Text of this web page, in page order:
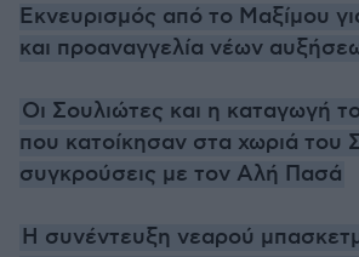
Εκνευρισμός από το Μαξίμου
και προαναγγελία νέων
Οι Σουλιώτες και η καταγωγή
που κατοίκησαν στα χωριά του
συγκρούσεις με τον Αλή Πασά
Η συνέντευξη νεαρού